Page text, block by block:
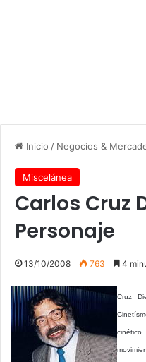
Inicio / Negocios &
Miscelánea
Carlos Cruz
Personaje
13/10/2008 763 4
Cruz